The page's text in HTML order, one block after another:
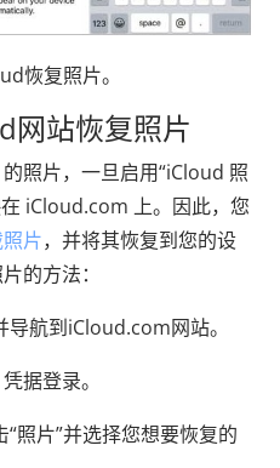
恢复照片。
网站恢复照片
照片，一旦启用“iCloud 照
iCloud.com 上。因此，您
片，并将其恢复到您的设
的方法：
航到iCloud.com网站。
据登录。
照片”并选择您想要恢复的